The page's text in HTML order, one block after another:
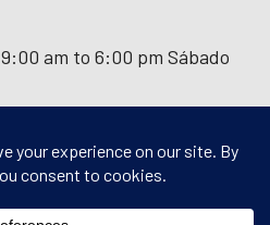
9:00 am to 6:00 pm Sábado